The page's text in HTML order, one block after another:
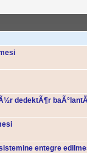
dedektÃ¶r
entegre